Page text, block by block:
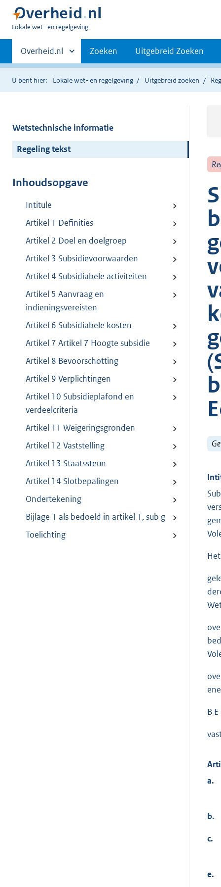
U
hier:
Lokale wet- en regelgeving
Primaire
navigatie
Andere
sites
binnen
Overheid.nl Zoeken Uitgebreid Zoeken
U bent hier: Lokale wet- en regelgeving Uitgebreid zoeken
Wetstechnische informatie
Regeling tekst
Inhoudsopgave
Intitule
Artikel 1 Definities
Artikel 2 Doel en doelgroep
Artikel 3 Subsidievoorwaarden
Artikel 4 Subsidiabele activiteiten
Artikel 5 Aanvraag en
indieningsvereisten
Artikel 6 Subsidiabele kosten
Artikel 7 Artikel 7 Hoogte subsidie
Artikel 8 Bevoorschotting
Artikel 9 Verplichtingen
Artikel 10 Subsidieplafond en
verdeelcriteria
Artikel 11 Weigeringsgronden
Artikel 12 Vaststelling
Artikel 13 Staatssteun
Artikel 14 Slotbepalingen
Ondertekening
Bijlage 1 als bedoeld in artikel 1, sub g
Toelichting
B
a.
b.
c.
e.